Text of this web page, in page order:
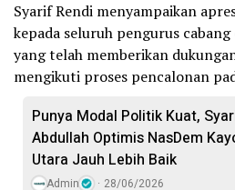
Syarif Rendi menyampaikan
kepada seluruh pengurus
yang telah memberikan
mengikuti proses pencalonan
Punya Modal Politik Kuat,
Abdullah Optimis NasDem
Utara Jauh Lebih Baik
Admin 28/06/2026